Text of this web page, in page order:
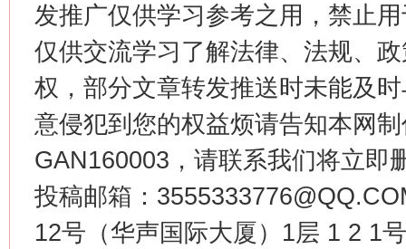
发推广仅供学习参考之用，禁止
仅供交流学习了解法律、法规、
权，部分文章转发推送时未能及
意侵犯到您的权益烦请告知本网
GAN160003，请联系我们将立即
投稿邮箱：
12号（华声国际大厦）1层 1 2 1
习近平的博鳌关键词